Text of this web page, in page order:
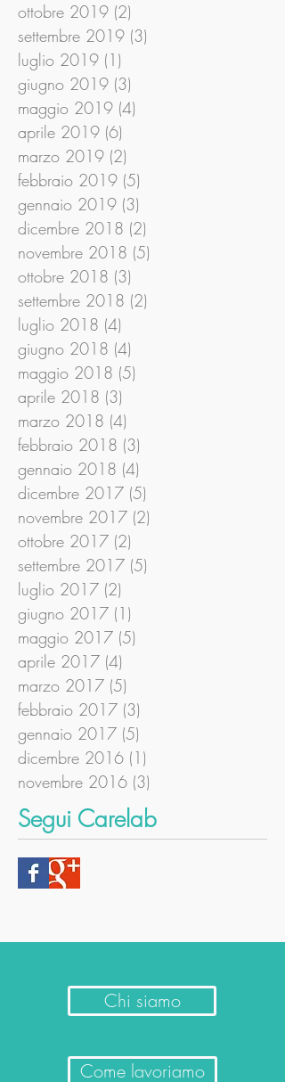
ottobre 2019 (2)
settembre 2019 (3)
luglio 2019 (1)
giugno 2019 (3)
maggio 2019 (4)
aprile 2019 (6)
marzo 2019 (2)
febbraio 2019 (5)
gennaio 2019 (3)
dicembre 2018 (2)
novembre 2018 (5)
ottobre 2018 (3)
settembre 2018 (2)
luglio 2018 (4)
giugno 2018 (4)
maggio 2018 (5)
aprile 2018 (3)
marzo 2018 (4)
febbraio 2018 (3)
gennaio 2018 (4)
dicembre 2017 (5)
novembre 2017 (2)
ottobre 2017 (2)
settembre 2017 (5)
luglio 2017 (2)
giugno 2017 (1)
maggio 2017 (5)
aprile 2017 (4)
marzo 2017 (5)
febbraio 2017 (3)
gennaio 2017 (5)
dicembre 2016 (1)
novembre 2016 (3)
Segui Carelab
Chi siamo
Come lavoriamo